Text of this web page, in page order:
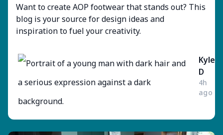
Want to create AOP footwear that stands out? This
blog is your source for design ideas and
inspiration to fuel your creativity.
Kyle
D
4h
ago